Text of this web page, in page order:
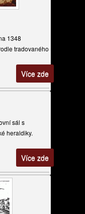
1348
tradovaného
Více zde
sál s
heraldiky.
Více zde